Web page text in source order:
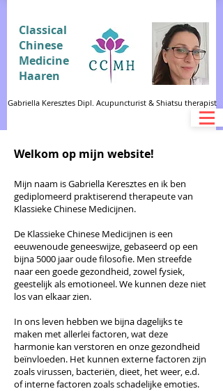
Classical
Chinese
Medicine
Haaren
Gabriella Keresztes Dipl. Acupuncturist & Shiatsu therapist
Welkom op mijn website!
Mijn naam is Gabriella Keresztes en ik ben
gediplomeerd praktiserend therapeute van
Klassieke Chinese Medicijnen.
De Klassieke Chinese Medicijnen is een
eeuwenoude geneeswijze, gebaseerd op een
bijna 5000 jaar oude filosofie. Men streefde
naar een goede gezondheid, zowel fysiek,
geestelijk als emotioneel. We kunnen deze niet
los van elkaar zien.
In ons leven hebben we bijna dagelijks te
maken met allerlei factoren, wat deze
harmonie kan verstoren en onze gezondheid
beïnvloeden. Het kunnen externe factoren zijn
zoals virussen, bacteriën, dieet, het weer, e.d.
of interne factoren zoals schadelijke emoties.